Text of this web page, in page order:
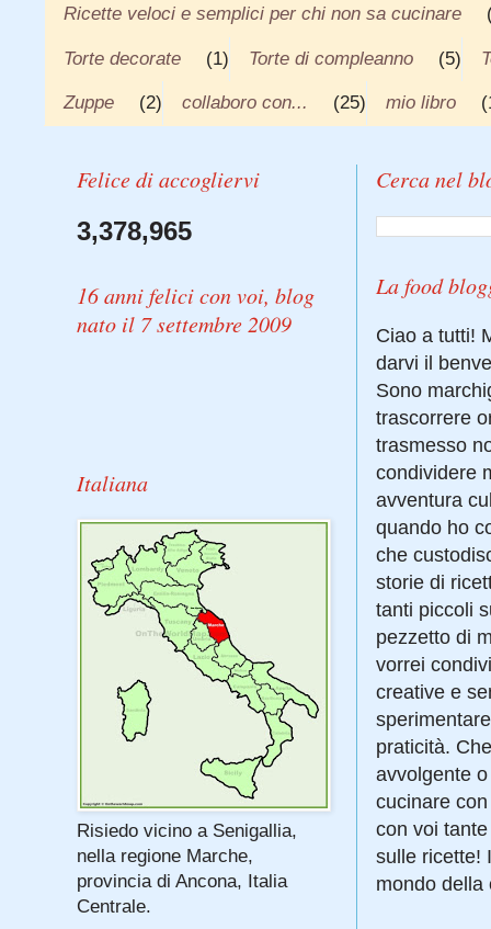
Ricette veloci e semplici per chi non sa cucinare
Torte decorate (1) Torte di compleanno (5)
Zuppe (2) collaboro con... (25) mio libro
Cerca nel
La food
Ciao a tutti!
darvi il
Sono
trascorrere
trasmesso
condividere
avventura
quando ho
che
storie di
tanti piccoli
pezzetto di
vorrei
creative e
praticità.
avvolgente
cucinare
con voi
sulle ricette!
mondo della
Felice di accogliervi
3,378,965
16 anni felici con voi, blog
nato il 7 settembre 2009
Italiana
Risiedo vicino a Senigallia,
nella regione Marche,
provincia di Ancona, Italia
Centrale.